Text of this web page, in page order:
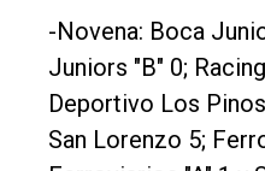
-Novena: Boca
Juniors "B" 0;
Deportivo Los
San Lorenzo 5;